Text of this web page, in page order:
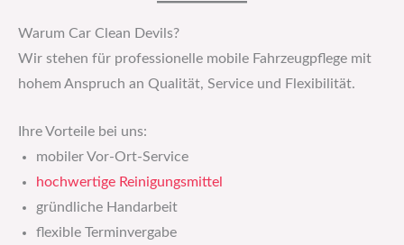
Warum Car Clean Devils?
Wir stehen für professionelle mobile Fahrzeugpflege mit
hohem Anspruch an Qualität, Service und Flexibilität.
Ihre Vorteile bei uns:
mobiler Vor-Ort-Service
hochwertige Reinigungsmittel
gründliche Handarbeit
flexible Terminvergabe